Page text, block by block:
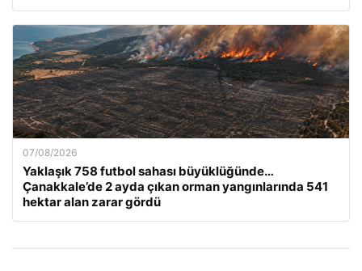
07/08/2026
Yaklaşık 758 futbol sahası büyüklüğünde…
Çanakkale’de 2 ayda çıkan orman yangınlarında 541
hektar alan zarar gördü